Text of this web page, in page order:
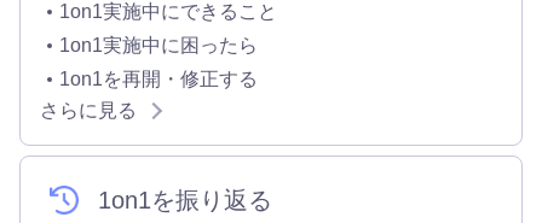
1on1実施中にできること
1on1実施中に困ったら
1on1を再開・修正する
さらに見る
1on1を振り返る